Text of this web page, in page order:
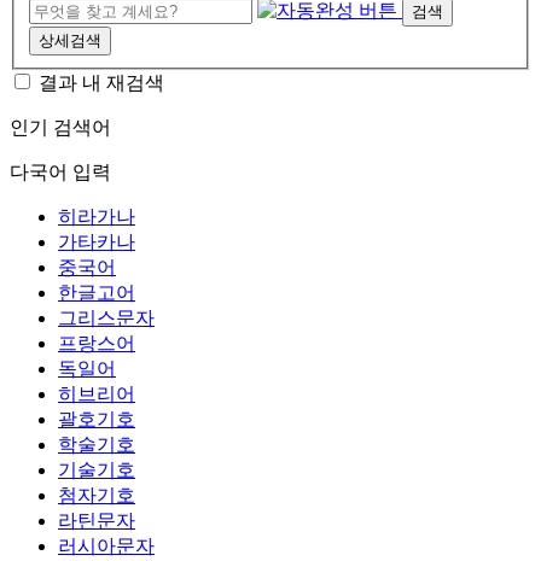
검색
상세검색
결과 내 재검색
인기 검색어
다국어 입력
히라가나
가타카나
중국어
한글고어
그리스문자
프랑스어
독일어
히브리어
괄호기호
학술기호
기술기호
첨자기호
라틴문자
러시아문자